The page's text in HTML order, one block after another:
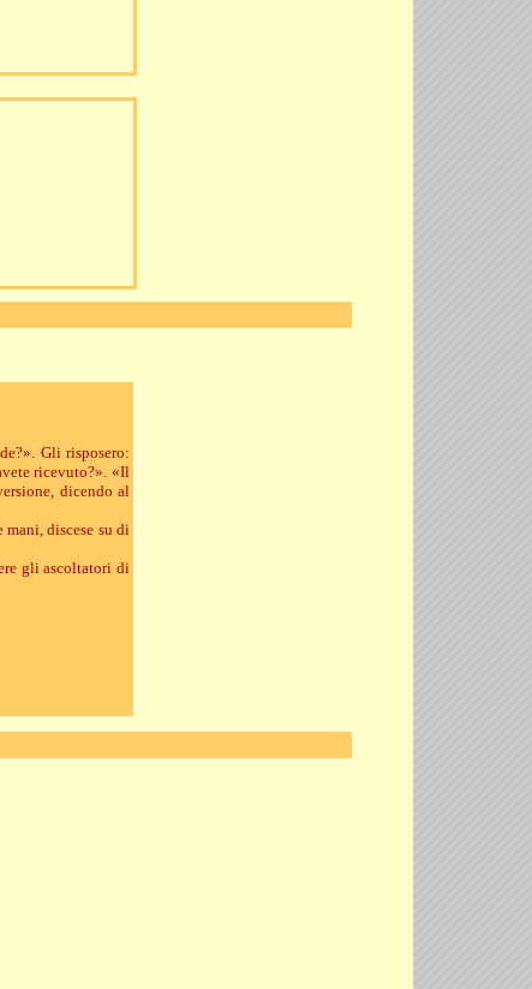
Gli risposero:
ricevuto?». «Il
dicendo al
mani, discese su di
gli ascoltatori di